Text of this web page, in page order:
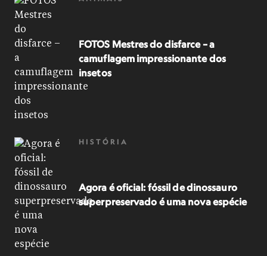
FOTOS Mestres do disfarce – a
camuflagem impressionante dos
insetos
HISTÓRIA
Agora é oficial: fóssil de dinossauro
superpreservado é uma nova espécie